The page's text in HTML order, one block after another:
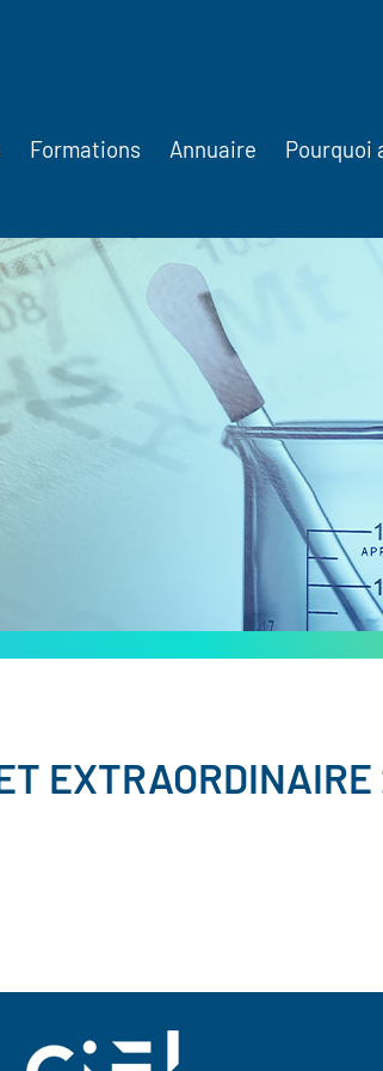
Formations Annuaire Pourquoi